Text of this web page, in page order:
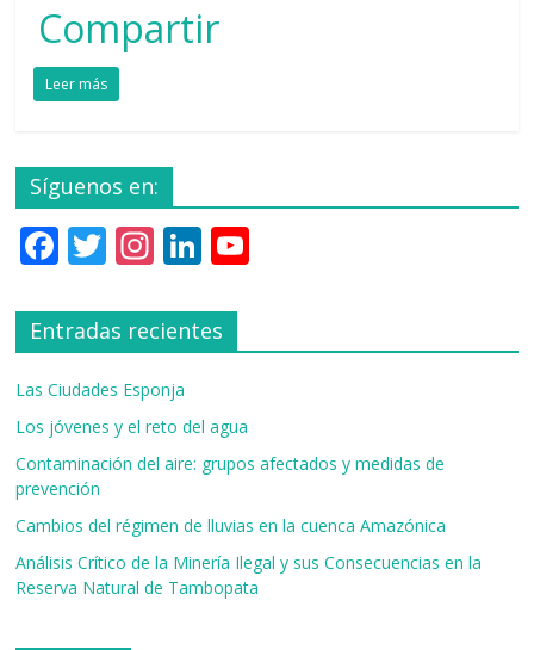
Compartir
Leer más
Síguenos en:
F
e
b
o
o
k
T
itt
er
In
a
gr
a
m
Li
k
e
n
T
e
C
h
a
Entradas recientes
Las Ciudades Esponja
Los jóvenes y el reto del agua
Contaminación del aire: grupos afectados y medidas de
prevención
Cambios del régimen de lluvias en la cuenca Amazónica
Análisis Crítico de la Minería Ilegal y sus Consecuencias en la
Reserva Natural de Tambopata